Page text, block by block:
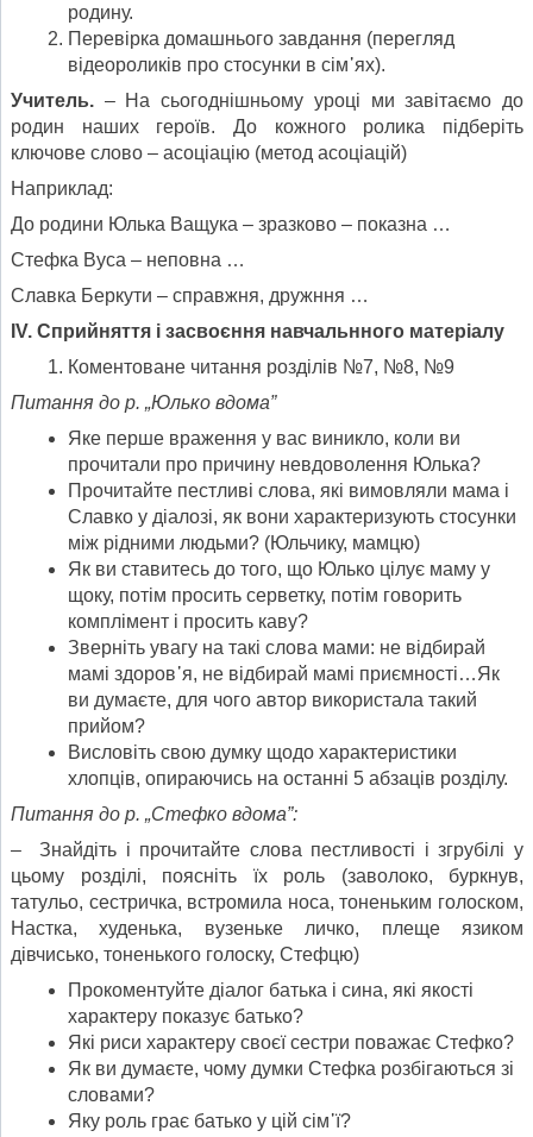
родину.
Перевірка домашнього завдання (перегляд
відеороликів про стосунки в сім᾽ях).
Учитель. – На сьогоднішньому уроці ми завітаємо до
родин наших героїв. До кожного ролика підберіть
ключове слово – асоціацію (метод асоціацій)
Наприклад:
До родини Юлька Ващука – зразково – показна …
Стефка Вуса – неповна …
Славка Беркути – справжня, дружння …
ІV. Сприйняття і засвоєння навчальнного матеріалу
Коментоване читання розділів №7, №8, №9
Питання до р. „Юлько вдома”
Яке перше враження у вас виникло, коли ви
прочитали про причину невдоволення Юлька?
Прочитайте пестливі слова, які вимовляли мама і
Славко у діалозі, як вони характеризують стосунки
між рідними людьми? (Юльчику, мамцю)
Як ви ставитесь до того, що Юлько цілує маму у
щоку, потім просить серветку, потім говорить
комплімент і просить каву?
Зверніть увагу на такі слова мами: не відбирай
мамі здоров᾽я, не відбирай мамі приємності…Як
ви думаєте, для чого автор використала такий
прийом?
Висловіть свою думку щодо характеристики
хлопців, опираючись на останні 5 абзаців розділу.
Питання до р. „Стефко вдома”:
– Знайдіть і прочитайте слова пестливості і згрубілі у
цьому розділі, поясніть їх роль (заволоко, буркнув,
татульо, сестричка, встромила носа, тоненьким голоском,
Настка, худенька, вузеньке личко, плеще язиком
дівчисько, тоненького голоску, Стефцю)
Прокоментуйте діалог батька і сина, які якості
характеру показує батько?
Які риси характеру своєї сестри поважає Стефко?
Як ви думаєте, чому думки Стефка розбігаються зі
словами?
Яку роль грає батько у цій сім᾽ї?